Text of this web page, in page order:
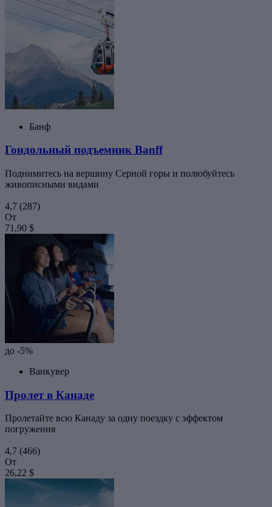
Банф
Гондольный подъемник Banff
Поднимитесь на вершину Серной горы и полюбуйтесь
живописными видами
4,7 (287)
От
71,90 $
до -5%
Ванкувер
Пролет в Канаде
Пролетайте всю Канаду за одну поездку с эффектом
погружения
4,7 (466)
От
26,22 $